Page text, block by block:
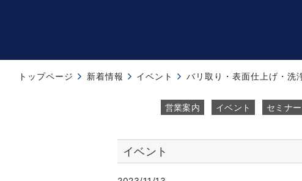
トップページ 新着情報 イベント
営業案内 イベント セミナー
イベント